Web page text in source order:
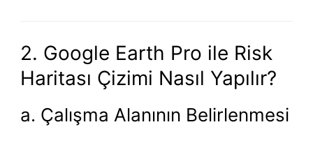
2. Google Earth Pro ile Risk
Haritası Çizimi Nasıl Yapılır?
a. Çalışma Alanının Belirlenmesi